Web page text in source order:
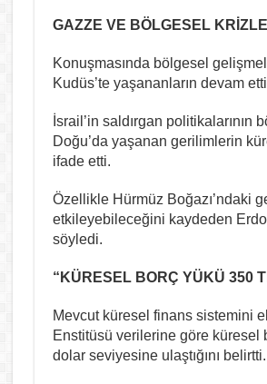
GAZZE VE BÖLGESEL
Konuşmasında bölgesel
Kudüs’te yaşananların devam
İsrail’in saldırgan
Doğu’da yaşanan gerilimlerin
ifade etti.
Özellikle Hürmüz Boğazı’ndaki
etkileyebileceğini kaydeden
söyledi.
“KÜRESEL BORÇ YÜKÜ 350
Mevcut küresel finans sistemini
Enstitüsü verilerine göre küresel
dolar seviyesine ulaştığını belirtti.